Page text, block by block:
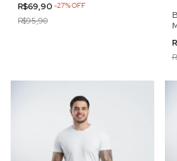
R$69,90 -27%OFF
R$95,90